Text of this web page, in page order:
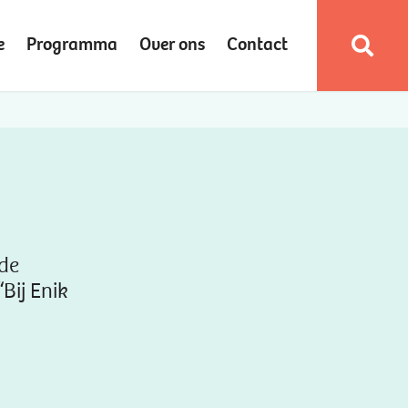
Programma Over ons Contact
Enik